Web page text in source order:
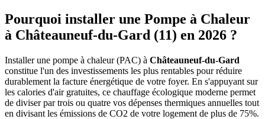
Pourquoi installer une Pompe à Chaleur
à Châteauneuf-du-Gard (11) en 2026 ?
Installer une pompe à chaleur (PAC) à Châteauneuf-du-Gard
constitue l'un des investissements les plus rentables pour réduire
durablement la facture énergétique de votre foyer. En s'appuyant sur
les calories d'air gratuites, ce chauffage écologique moderne permet
de diviser par trois ou quatre vos dépenses thermiques annuelles tout
en divisant les émissions de CO2 de votre logement de plus de 75%.